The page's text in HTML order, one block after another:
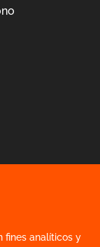
fines analíticos y